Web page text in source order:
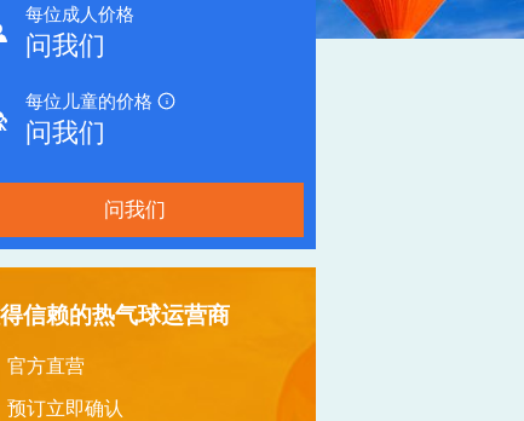
每位成人价格
问我们
每位儿童的价格 i
问我们
问我们
信赖的热气球运营商
官方直营
预订立即确认